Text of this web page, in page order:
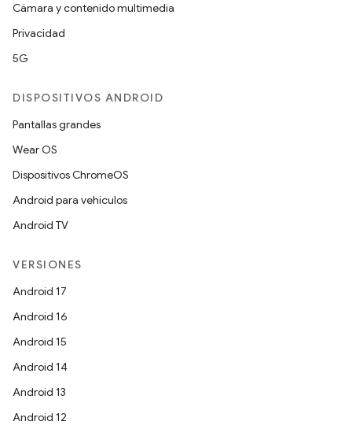
Cámara y contenido multimedia
Privacidad
5G
DISPOSITIVOS ANDROID
Pantallas grandes
Wear OS
Dispositivos ChromeOS
Android para vehículos
Android TV
VERSIONES
Android 17
Android 16
Android 15
Android 14
Android 13
Android 12